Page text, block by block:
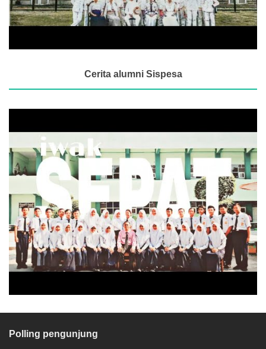
Cerita alumni Sispesa
Polling pengunjung